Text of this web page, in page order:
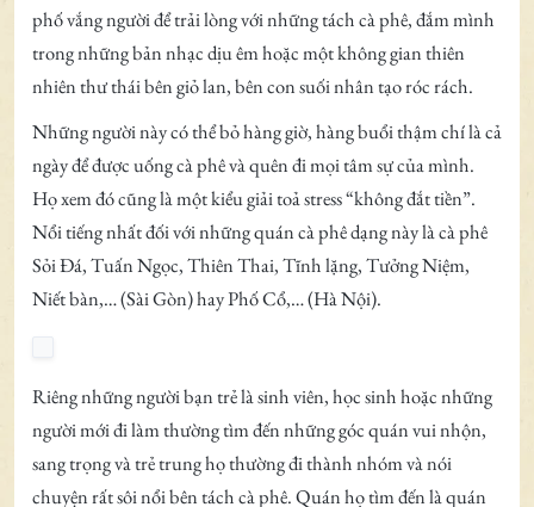
phố vắng người để trải lòng với những tách cà phê, đắm mình
trong những bản nhạc dịu êm hoặc một không gian thiên
nhiên thư thái bên giỏ lan, bên con suối nhân tạo róc rách.
Những người này có thể bỏ hàng giờ, hàng buổi thậm chí là cả
ngày để được uống cà phê và quên đi mọi tâm sự của mình.
Họ xem đó cũng là một kiểu giải toả stress “không đắt tiền”.
Nổi tiếng nhất đối với những quán cà phê dạng này là cà phê
Sỏi Đá, Tuấn Ngọc, Thiên Thai, Tĩnh lặng, Tưởng Niệm,
Niết bàn,… (Sài Gòn) hay Phố Cổ,… (Hà Nội).
Riêng những người bạn trẻ là sinh viên, học sinh hoặc những
người mới đi làm thường tìm đến những góc quán vui nhộn,
sang trọng và trẻ trung họ thường đi thành nhóm và nói
chuyện rất sôi nổi bên tách cà phê. Quán họ tìm đến là quán